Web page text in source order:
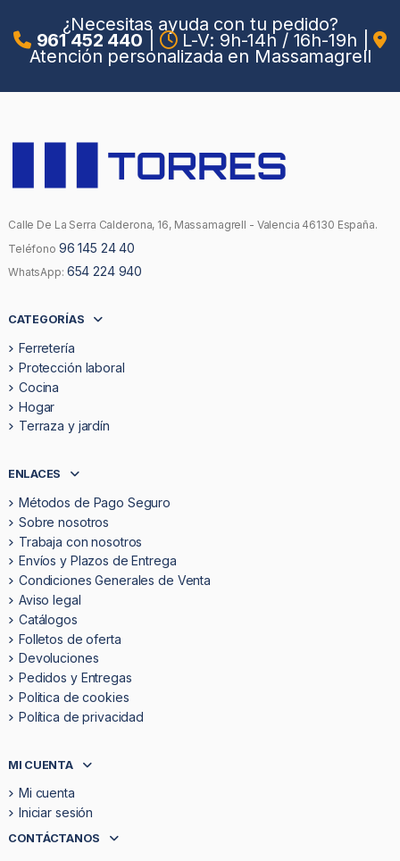
¿Necesitas ayuda con tu pedido?
961 452 440 L-V: 9h-14h / 16h-19h
Atención personalizada en Massamagrell
Calle De La Serra Calderona, 16, Massamagrell - Valencia 46130 España.
Teléfono 96 145 24 40
WhatsApp: 654 224 940
CATEGORÍAS
Ferretería
Protección laboral
Cocina
Hogar
Terraza y jardín
ENLACES
Métodos de Pago Seguro
Sobre nosotros
Trabaja con nosotros
Envíos y Plazos de Entrega
Condiciones Generales de Venta
Aviso legal
Catálogos
Folletos de oferta
Devoluciones
Pedidos y Entregas
Politica de cookies
Política de privacidad
MI CUENTA
Mi cuenta
Iniciar sesión
CONTÁCTANOS